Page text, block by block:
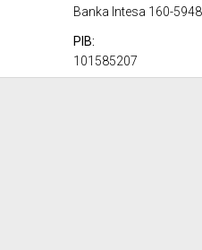
Banka Intesa 160-
PIB:
101585207
Nastojimo da